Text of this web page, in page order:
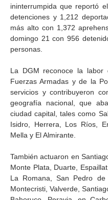
ininterrumpida que reportó
detenciones y 1,212
más alto con 1,372
domingo 21 con 956
personas.
La DGM reconoce la labor
Fuerzas Armadas y de la
servicios y contribuyeron
geografía nacional, que
ciudad capital, tales como
Isidro, Herrera, Los Ríos,
Mella y El Almirante.
También actuaron en
Monte Plata, Duarte,
La Romana, San Pedro de
Montecristi, Valverde,